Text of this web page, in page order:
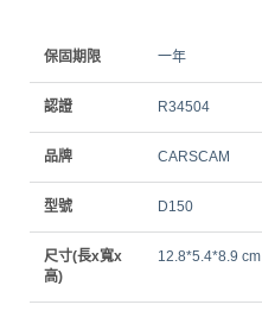
保固期限 一年
認證 R34504
品牌 CARSCAM
型號 D150
尺寸(長x寬x
高)
12.8*5.4*8.9 cm